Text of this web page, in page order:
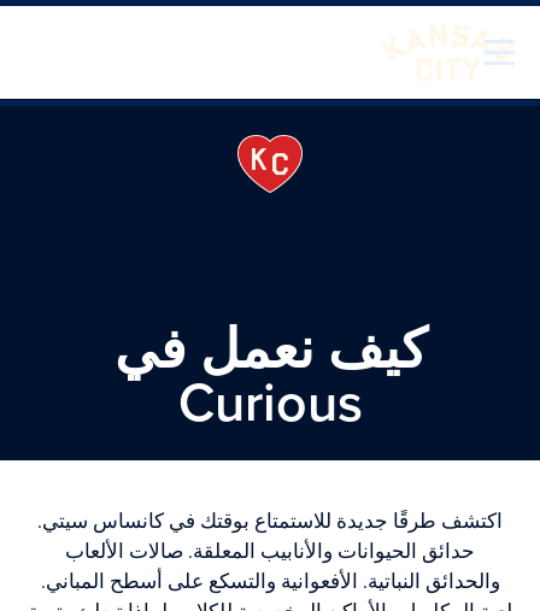
تفضل بزيارة مدينة كانساس سيتي
الانتقال إلى المحتوى
كيف نعمل في
Curious
اكتشف طرقًا جديدة للاستمتاع بوقتك في كانساس سيتي.
حدائق الحيوانات والأنابيب المعلقة. صالات الألعاب
والحدائق النباتية. الأفعوانية والتسكع على أسطح المباني.